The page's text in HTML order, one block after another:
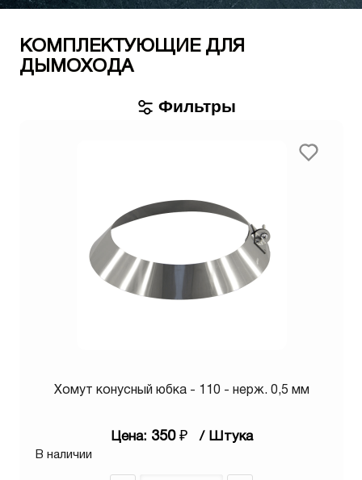
КОМПЛЕКТУЮЩИЕ ДЛЯ
ДЫМОХОДА
Фильтры
Хомут конусный юбка - 110 - нерж. 0,5 мм
Цена: 350 ₽ / Штука
В наличии